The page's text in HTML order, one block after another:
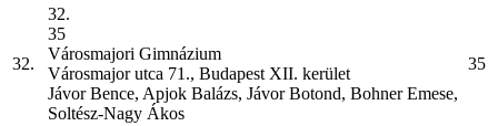
32.
32.
35
Városmajori Gimnázium
Városmajor utca 71., Budapest XII. kerület
Jávor Bence, Apjok Balázs, Jávor Botond, Bohner Emese,
Soltész-Nagy Ákos
35